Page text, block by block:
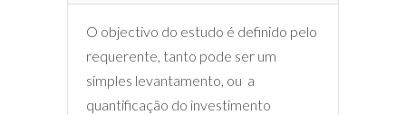
O objectivo do estudo é definido pelo
requerente, tanto pode ser um
simples levantamento, ou a
quantificação do investimento